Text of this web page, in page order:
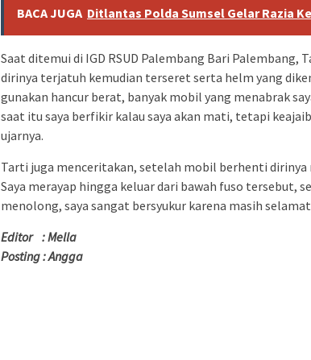
BACA JUGA Ditlantas Polda Sumsel Gelar Razia
Saat ditemui di IGD RSUD Palembang Bari Palembang,
dirinya terjatuh kemudian terseret serta helm yang
gunakan hancur berat, banyak mobil yang menabrak
saat itu saya berfikir kalau saya akan mati, tetapi
ujarnya.
Tarti juga menceritakan, setelah mobil berhenti dirinya
Saya merayap hingga keluar dari bawah fuso tersebut,
menolong, saya sangat bersyukur karena masih
Editor : Mella
Posting : Angga